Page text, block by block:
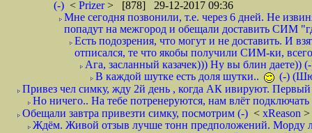
(-) < Prizer> [878] 29-12-2017 09:36
Мне сегодня позвонили, т.е. через 6 дней. Не
попадут на межгород и обещали доставить СИМ
Есть подозрения, что могут и не доставить. И
отписался, те что якобы получили СИМ-ки,
Ага, засланный казачек))) Ну вы блин даете))
В каждой шутке есть доля шутки..
(-)
Привез чел симку, жду 2й день , когда АК ивируют. Первый
Но ничего.. На тебе потренеруются, нам влёт подключать
Обещали завтра привезти симку, посмотрим (-) < xReason
Ждём. Живой отзыв лучше тонн предположений. Морду